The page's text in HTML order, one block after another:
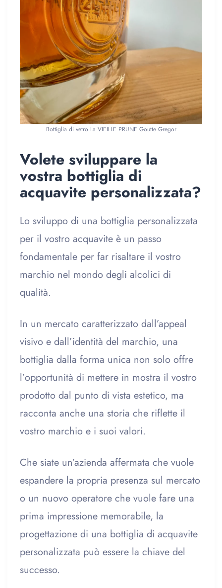
Bottiglia di vetro La VIEILLE PRUNE Goutte Gregor
Volete sviluppare la
vostra bottiglia di
acquavite personalizzata?
Lo sviluppo di una bottiglia personalizzata
per il vostro acquavite è un passo
fondamentale per far risaltare il vostro
marchio nel mondo degli alcolici di
qualità.
In un mercato caratterizzato dall’appeal
visivo e dall’identità del marchio, una
bottiglia dalla forma unica non solo offre
l’opportunità di mettere in mostra il vostro
prodotto dal punto di vista estetico, ma
racconta anche una storia che riflette il
vostro marchio e i suoi valori.
Che siate un’azienda affermata che vuole
espandere la propria presenza sul mercato
o un nuovo operatore che vuole fare una
prima impressione memorabile, la
progettazione di una bottiglia di acquavite
personalizzata può essere la chiave del
successo.